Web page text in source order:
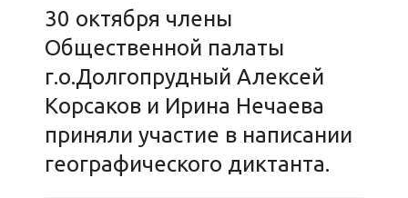
30 октября члены
Общественной палаты
г.о.Долгопрудный Алексей
Корсаков и Ирина Нечаева
приняли участие в написании
географического диктанта.